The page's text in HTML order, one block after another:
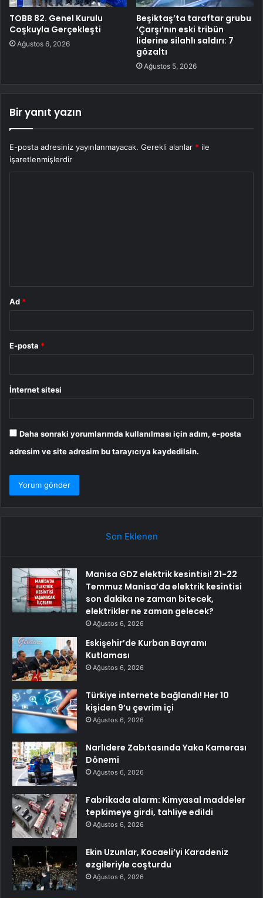
TOBB 82. Genel Kurulu
Coşkuyla Gerçekleşti
Ağustos 6, 2026
Beşiktaş’ta taraftar grubu
‘Çarşı’nın eski tribün
liderine silahlı saldırı: 7
gözaltı
Ağustos 5, 2026
Bir yanıt yazın
E-posta adresiniz yayınlanmayacak. Gerekli alanlar * ile
işaretlenmişlerdir
Ad *
E-posta *
İnternet sitesi
Daha sonraki yorumlarımda kullanılması için adım, e-posta
adresim ve site adresim bu tarayıcıya kaydedilsin.
Son Eklenen
Manisa GDZ elektrik kesintisi! 21-22
Temmuz Manisa’da elektrik kesintisi
son dakika ne zaman bitecek,
elektrikler ne zaman gelecek?
Ağustos 6, 2026
Eskişehir’de Kurban Bayramı
Kutlaması
Ağustos 6, 2026
Türkiye internete bağlandı! Her 10
kişiden 9’u çevrim içi
Ağustos 6, 2026
Narlıdere Zabıtasında Yaka Kamerası
Dönemi
Ağustos 6, 2026
Fabrikada alarm: Kimyasal maddeler
tepkimeye girdi, tahliye edildi
Ağustos 6, 2026
Ekin Uzunlar, Kocaeli’yi Karadeniz
ezgileriyle coşturdu
Ağustos 6, 2026